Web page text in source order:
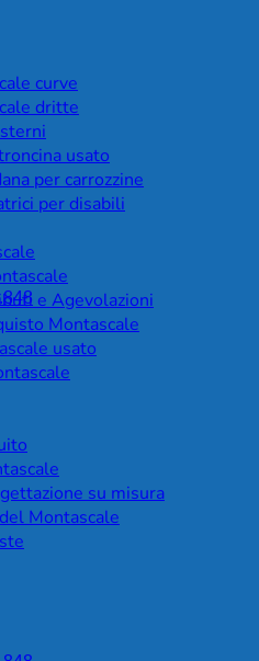
curve
dritte
usato
per carrozzine
per disabili
e Agevolazioni
Montascale
usato
su misura
Montascale